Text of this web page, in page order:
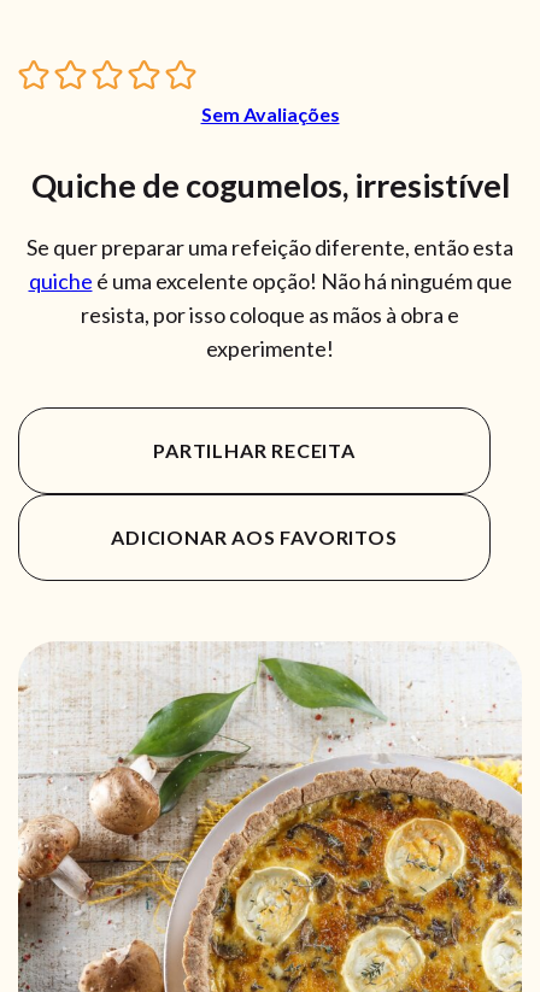
Sem Avaliações
Quiche de cogumelos, irresistível
Se quer preparar uma refeição diferente, então esta
quiche é uma excelente opção! Não há ninguém que
resista, por isso coloque as mãos à obra e
experimente!
PARTILHAR RECEITA
ADICIONAR AOS FAVORITOS